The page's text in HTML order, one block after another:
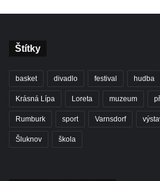
Štítky
basket divadlo festival hudba
Krásná Lípa Loreta muzeum
Rumburk sport Varnsdorf
Šluknov škola